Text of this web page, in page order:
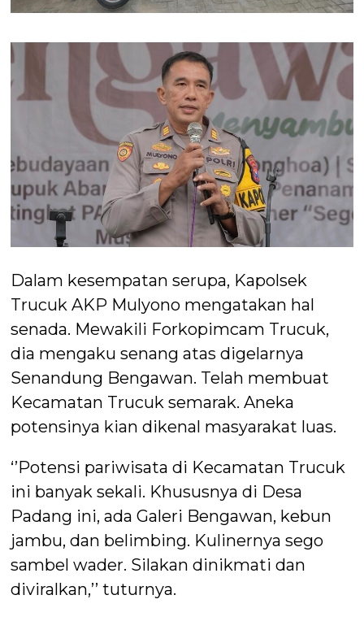
Dalam kesempatan serupa, Kapolsek
Trucuk AKP Mulyono mengatakan hal
senada. Mewakili Forkopimcam Trucuk,
dia mengaku senang atas digelarnya
Senandung Bengawan. Telah membuat
Kecamatan Trucuk semarak. Aneka
potensinya kian dikenal masyarakat luas.
‘’Potensi pariwisata di Kecamatan Trucuk
ini banyak sekali. Khususnya di Desa
Padang ini, ada Galeri Bengawan, kebun
jambu, dan belimbing. Kulinernya sego
sambel wader. Silakan dinikmati dan
diviralkan,’’ tuturnya.